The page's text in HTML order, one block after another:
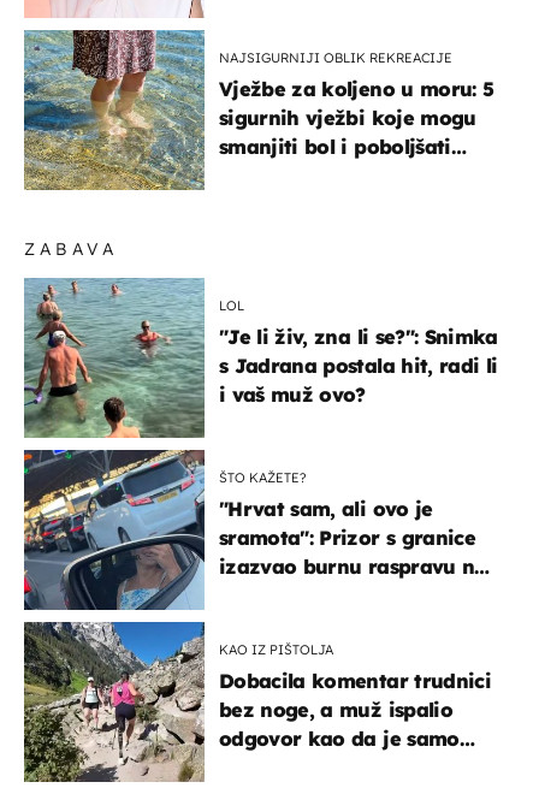
ZABAVA
LOL
"Je li živ, zna li se?": Snimka
s Jadrana postala hit, radi li
i vaš muž ovo?
ŠTO KAŽETE?
"Hrvat sam, ali ovo je
sramota": Prizor s granice
izazvao burnu raspravu na
KAO IZ PIŠTOLJA
Dobacila komentar trudnici
bez noge, a muž ispalio
odgovor kao da je samo
NAJSIGURNIJI OBLIK REKREACIJE
Vježbe za koljeno u moru: 5
sigurnih vježbi koje mogu
smanjiti bol i poboljšati